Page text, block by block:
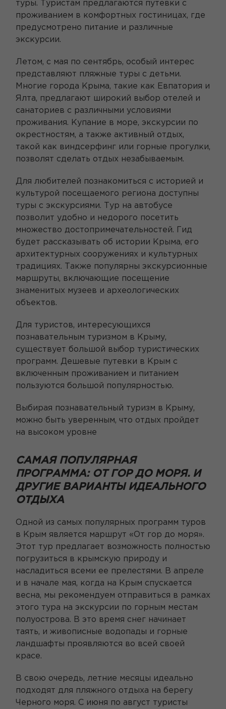
туры. Туристам предлагаются путевки с
проживанием в комфортных гостиницах, где
предусмотрено питание и различные
экскурсии.
Летом, с мая по сентябрь, особый интерес
представляют пляжные туры с детьми.
Многие города Крыма, такие как Евпатория и
Ялта, предлагают широкий выбор отелей и
санаториев с различными условиями
проживания. Купание в море, экскурсии по
окрестностям, а также активный отдых,
такой как виндсерфинг или горные прогулки,
позволят сделать отдых незабываемым.
Для любителей познакомиться с историей и
культурой посещаемого региона доступны
туры с экскурсиями. Тур на автобусе
позволит удобно и недорого посетить
множество достопримечательностей. Гид
будет рассказывать об истории Крыма, его
архитектурных сооружениях и культурных
традициях. Также популярны экскурсионные
маршруты, включающие посещение
знаменитых музеев и археологических
объектов.
Для туристов, интересующихся
познавательным туризмом в Крыму,
существует большой выбор туристических
программ. Дешевые путевки в Крым с
включенным проживанием и питанием
пользуются большой популярностью.
Выбирая познавательный туризм в Крыму,
можно быть уверенным, что отдых пройдет
на высоком уровне
САМАЯ ПОПУЛЯРНАЯ
ПРОГРАММА: ОТ ГОР ДО МОРЯ. И
ДРУГИЕ ВАРИАНТЫ ИДЕАЛЬНОГО
ОТДЫХА
Одной из самых популярных программ туров
в Крым является маршрут «От гор до моря».
Этот тур предлагает возможность полностью
погрузиться в крымскую природу и
насладиться всеми ее прелестями. В апреле
и в начале мая, когда на Крым спускается
весна, мы рекомендуем отправиться в рамках
этого тура на экскурсии по горным местам
полуострова. В это время снег начинает
таять, и живописные водопады и горные
ландшафты проявляются во всей своей
красе.
В свою очередь, летние месяцы идеально
подходят для пляжного отдыха на берегу
Черного моря. С июня по август туристы